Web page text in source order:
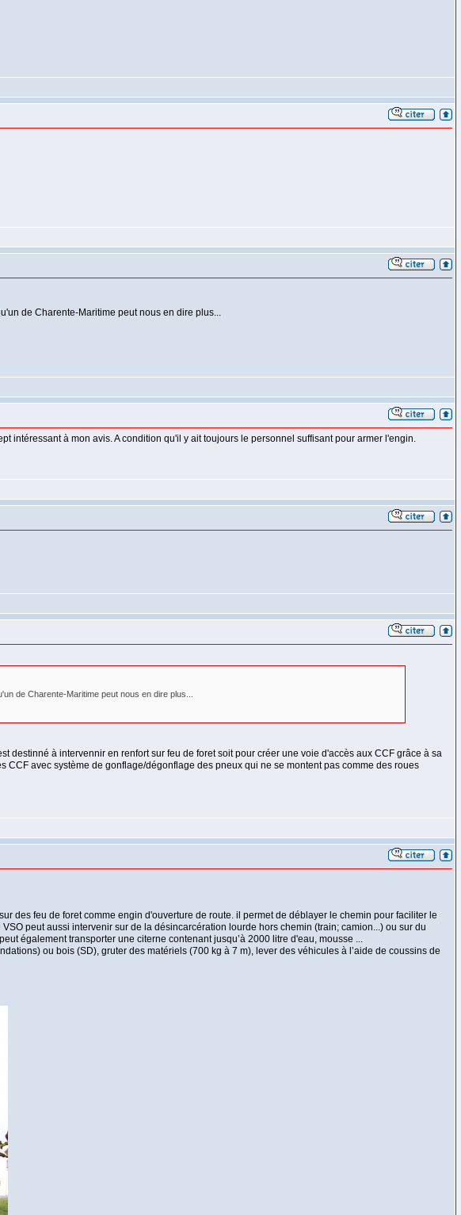
de Charente-Maritime peut nous en dire plus...
intéressant à mon avis. A condition qu'il y ait toujours le personnel suffisant pour armer l'engin.
de Charente-Maritime peut nous en dire plus...
destinné à intervennir en renfort sur feu de foret soit pour créer une voie d'accès aux CCF grâce à sa
avec système de gonflage/dégonflage des pneux qui ne se montent pas comme des roues
des feu de foret comme engin d'ouverture de route. il permet de déblayer le chemin pour faciliter le
peut aussi intervenir sur de la désincarcération lourde hors chemin (train; camion...) ou sur du
également transporter une citerne contenant jusqu’à 2000 litre d'eau, mousse ...
ou bois (SD), gruter des matériels (700 kg à 7 m), lever des véhicules à l’aide de coussins de